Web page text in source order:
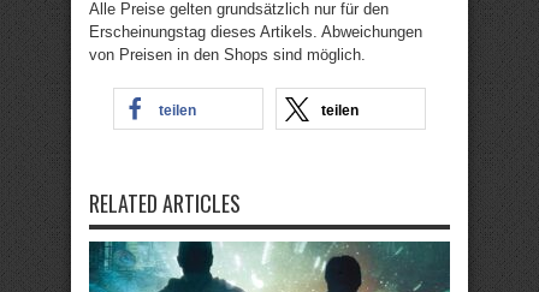
Alle Preise gelten grundsätzlich nur für den
Erscheinungstag dieses Artikels. Abweichungen
von Preisen in den Shops sind möglich.
teilen teilen
RELATED ARTICLES